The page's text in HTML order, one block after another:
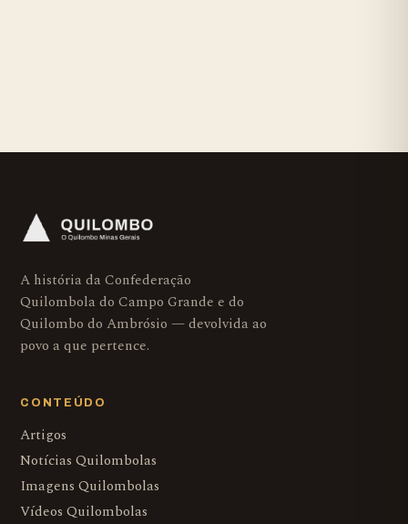
A história da Confederação
Quilombola do Campo Grande e do
Quilombo do Ambrósio — devolvida ao
povo a que pertence.
CONTEÚDO
Artigos
Notícias Quilombolas
Imagens Quilombolas
Vídeos Quilombolas